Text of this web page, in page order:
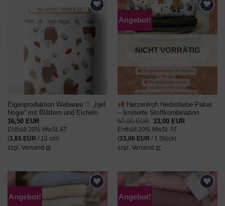
AUF DEN
WUNSCHZETTEL
Eigenproduktion Webware ♡ „Igel
Hogie“ mit Blättern und Eicheln
16,50 EUR
Enthält 20% MwSt. AT
(1,65 EUR / 10 cm)
zzgl. Versand
Angebot!
WUNSCHZETTEL
NICHT VORRÄTIG
Herzenfroh Herbstliebe Paket
– limitierte Stoffkombination
50,00EUR Ursprünglicher
Preis
war:
50,00 EUR
33,00 EURAktueller
Enthält 20% MwSt. AT
(33,00 EUR / 1 Stück)
zzgl. Versand
Angebot!
AUF DEN
Angebot!